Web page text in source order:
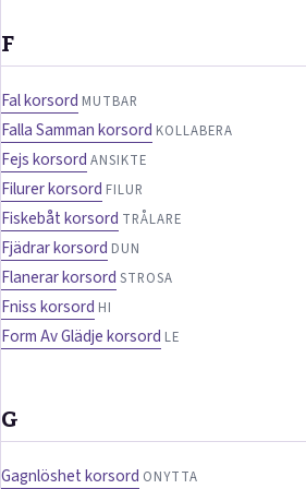
F
Fal korsord MUTBAR
Falla Samman korsord KOLLABERA
Fejs korsord ANSIKTE
Filurer korsord FILUR
Fiskebåt korsord TRÅLARE
Fjädrar korsord DUN
Flanerar korsord STROSA
Fniss korsord HI
Form Av Glädje korsord LE
G
Gagnlöshet korsord ONYTTA